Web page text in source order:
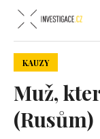
KAUZY
Muž,
(Rusům)